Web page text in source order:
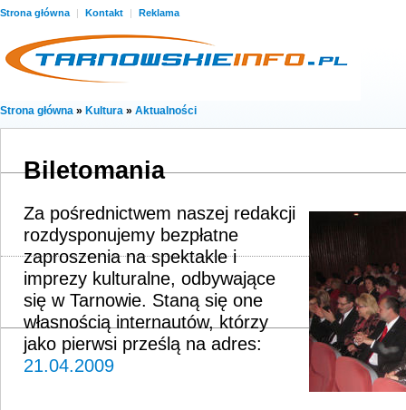
Strona główna | Kontakt | Reklama
Strona główna » Kultura » Aktualności
Biletomania
Za pośrednictwem naszej redakcji
rozdysponujemy bezpłatne
zaproszenia na spektakle i
imprezy kulturalne, odbywające
się w Tarnowie. Staną się one
własnością internautów, którzy
jako pierwsi prześlą na adres:
21.04.2009